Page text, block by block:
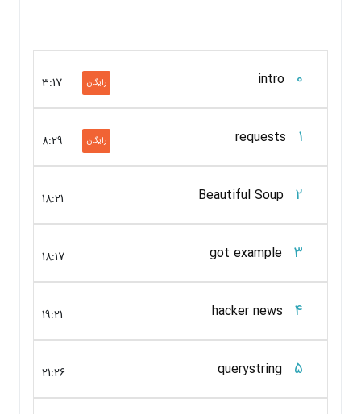
0
intro
3:17 رایگان
1
requests
8:29 رایگان
2
Beautiful Soup
18:21
3
got example
18:17
4
hacker news
19:21
5
querystring
21:26